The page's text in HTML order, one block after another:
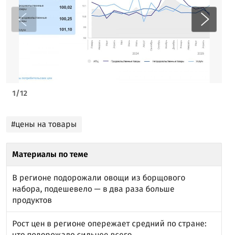
1/12
#цены на товары
Материалы по теме
В регионе подорожали овощи из борщового
набора, подешевело — в два раза больше
продуктов
Рост цен в регионе опережает средний по стране: